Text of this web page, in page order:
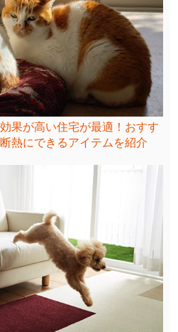
果が高い住宅が最適！おすす
熱にできるアイテムを紹介